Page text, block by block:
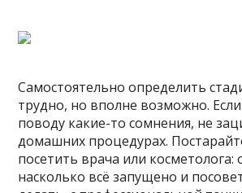
Самостоятельно определить
трудно, но вполне возможно.
поводу какие-то сомнения, не
домашних процедурах.
посетить врача или косметолога:
насколько всё запущено и